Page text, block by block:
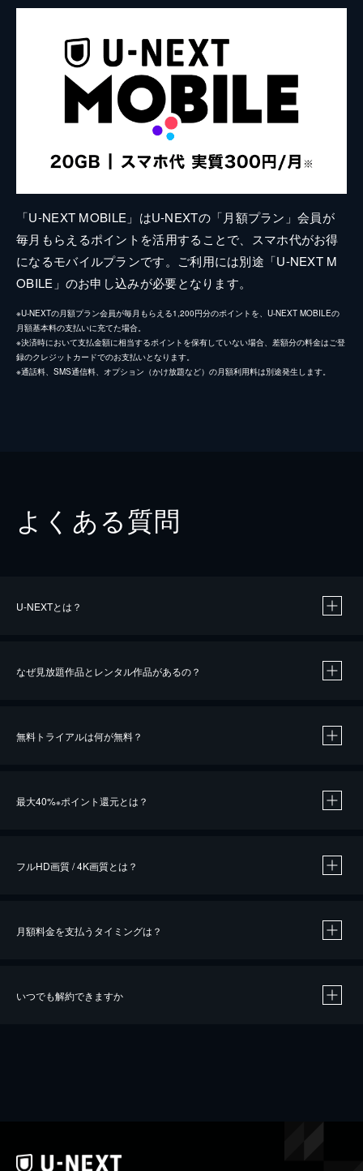
「U-NEXT MOBILE」はU-NEXTの「月額プラン」会員が
毎月もらえるポイントを活用することで、スマホ代がお得
になるモバイルプランです。ご利用には別途「U-NEXT M
OBILE」のお申し込みが必要となります。
※U-NEXTの月額プラン会員が毎月もらえる1,200円分のポイントを、U-NEXT MOBILEの
月額基本料の支払いに充てた場合。
※決済時において支払金額に相当するポイントを保有していない場合、差額分の料金はご登
録のクレジットカードでのお支払いとなります。
※通話料、SMS通信料、オプション（かけ放題など）の月額利用料は別途発生します。
よくある質問
U-NEXTとは？
なぜ見放題作品とレンタル作品があるの？
無料トライアルは何が無料？
最大40%※ポイント還元とは？
※40％ポイント還元の対象は、クレジットカード決済による作品の購入 / レンタルです。
フルHD画質 / 4K画質とは？
月額料金を支払うタイミングは？
いつでも解約できますか